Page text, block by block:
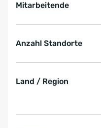
Mitarbeitende
Anzahl Standorte
Land / Region